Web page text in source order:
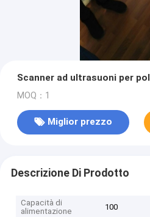
Scanner ad ultrasuoni per
MOQ：1
Miglior prezzo
Descrizione Di Prodotto
Capacità di
alimentazione
100